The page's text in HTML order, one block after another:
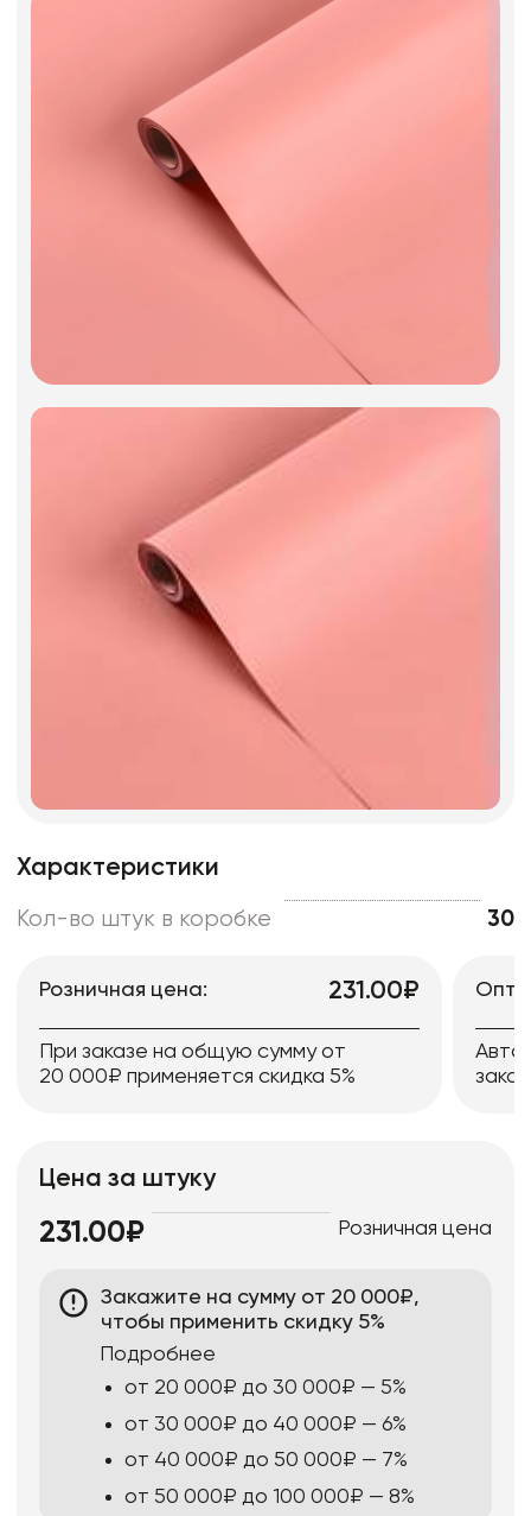
Фоамиран
Изделия из металла
Характеристики
Кол-во штук в коробке 30
Розничная цена: 231.00₽
При заказе на общую сумму от
20 000₽ применяется скидка 5%
Цена за штуку
231.00₽ Розничная цена
Закажите на сумму от 20 000₽,
чтобы применить скидку 5%
Подробнее
от 20 000₽ до 30 000₽ — 5%
от 30 000₽ до 40 000₽ — 6%
от 40 000₽ до 50 000₽ — 7%
от 50 000₽ до 100 000₽ — 8%